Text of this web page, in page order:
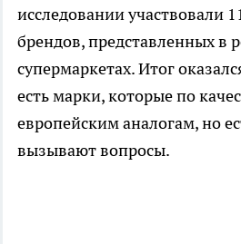
исследовании участвовали
брендов, представленных в
супермаркетах. Итог
есть марки, которые по
европейским аналогам, но
вызывают вопросы.